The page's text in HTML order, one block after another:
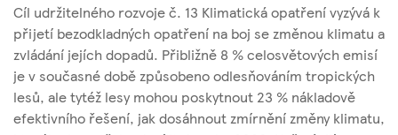
Cíl udržitelného rozvoje č. 13 Klimatická opatření vyzývá k
přijetí bezodkladných opatření na boj se změnou klimatu a
zvládání jejích dopadů. Přibližně 8 % celosvětových emisí
je v současné době způsobeno odlesňováním tropických
lesů, ale tytéž lesy mohou poskytnout 23 % nákladově
efektivního řešení, jak dosáhnout zmírnění změny klimatu,